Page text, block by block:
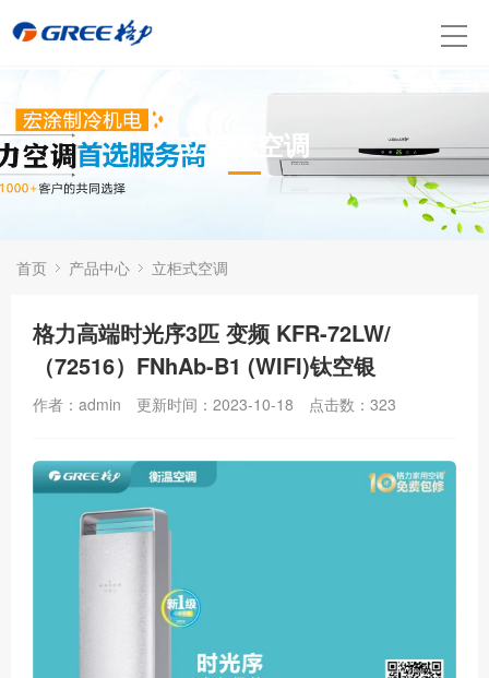
立柜式空调
首页 产品中心 立柜式空调
格力高端时光序3匹 变频 KFR-72LW/
（72516）FNhAb-B1 (WIFI)钛空银
作者：admin 更新时间：2023-10-18 点击数： 323